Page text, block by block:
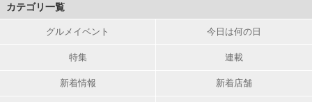
カテゴリ一覧
グルメイベント 今日は何の日
特集 連載
新着情報 新着店舗